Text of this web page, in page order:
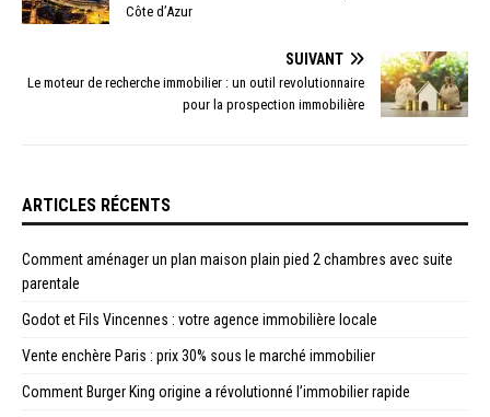
Côte d’Azur
SUIVANT
Le moteur de recherche immobilier : un outil revolutionnaire
pour la prospection immobilière
ARTICLES RÉCENTS
Comment aménager un plan maison plain pied 2 chambres avec suite
parentale
Godot et Fils Vincennes : votre agence immobilière locale
Vente enchère Paris : prix 30% sous le marché immobilier
Comment Burger King origine a révolutionné l’immobilier rapide